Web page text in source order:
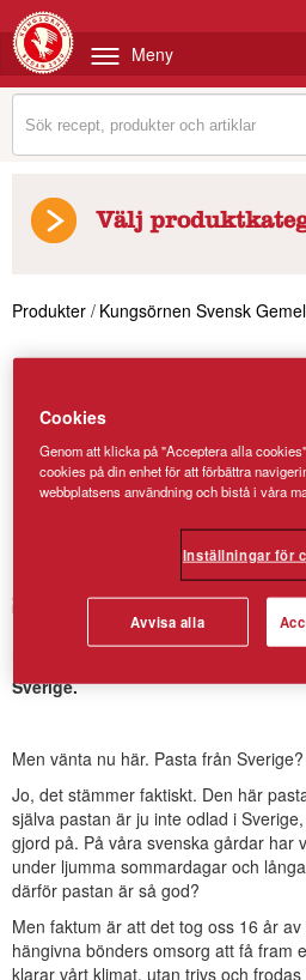
Meny
Välj
Produkter / Kungsörnen Svensk
Svensk Gemelli
Sverige.
Men vänta nu här. Pasta från Sverige?
Jo, det stämmer faktiskt. Den här
själva pastan är ju inte odlad i
gjord på. På våra svenska gårdar har
under ljumma sommardagar och
därför pastan är så god?
Men faktum är att det tog oss 16 år
hängivna bönders omsorg att få fram
klarar vårt klimat, utan trivs och
Cookies
Genom att klicka på "Acceptera alla
cookies på din enhet för att förbättra
webbplatsens användning och bistå i våra
Inställningar för
Avvisa alla